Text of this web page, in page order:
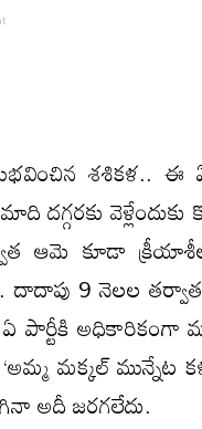
శశికళ..
వెళ్లేందుకు
ఆమె కూడా
దాదాపు 9 నెలల
పార్టీకి అధికారికంగా
మక్కల్ మున్నేట
అదీ జరగలేదు.